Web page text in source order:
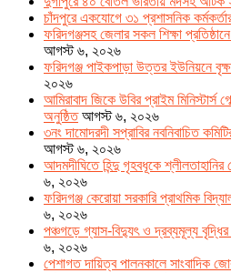
চাঁদপুরে একযোগে ৩১ প্রশাসনিক
ফরিদগঞ্জসহ জেলার সকল শিক্ষা
আগস্ট ৬, ২০২৬
ফরিদগঞ্জ পাইকপাড়া উত্তর ইউনিয়নে
২০২৬
আমিরাবাদ জিকে উবির প্রাইম
অনুষ্ঠিত আগস্ট ৬, ২০২৬
৩নং দামোদরদী সপ্রাবির নবনিবাচিত
আগস্ট ৬, ২০২৬
আদমদীঘিতে হিন্দু গৃহবধূকে শ্লীলতাহানির
৬, ২০২৬
ফরিদগঞ্জ কেরোয়া সরকারি প্রাথমিক
৬, ২০২৬
পঞ্চগড়ে গ্যাস-বিদ্যুৎ ও দ্রব্যমূল্য বৃদ্ধির
৬, ২০২৬
পেশাগত দায়িত্ব পালনকালে সাংবাদিক